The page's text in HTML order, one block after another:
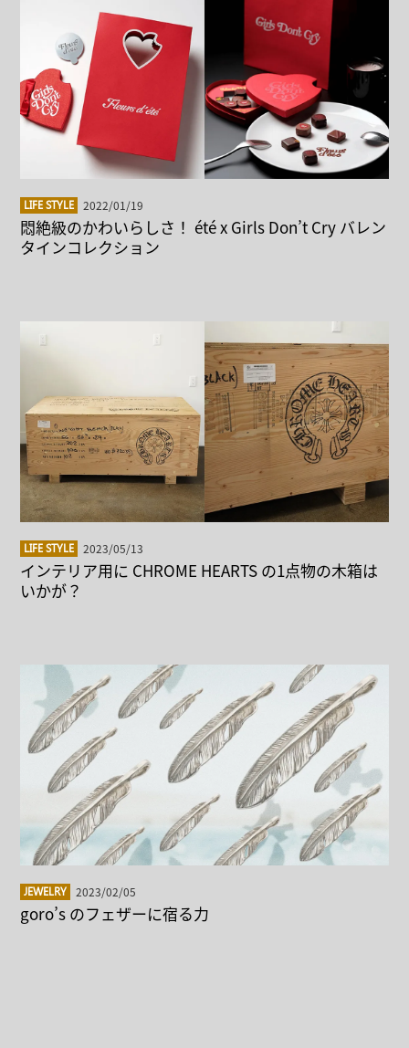
LIFE STYLE 2022/01/19
悶絶級のかわいらしさ！ été x Girls Don’t Cry バレン
タインコレクション
LIFE STYLE 2023/05/13
インテリア用に CHROME HEARTS の1点物の木箱は
いかが？
JEWELRY 2023/02/05
goro’s のフェザーに宿る力